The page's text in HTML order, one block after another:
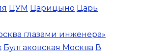
ЦУМ Царицыно Царь
глазами инженера»
Булгаковская Москва В